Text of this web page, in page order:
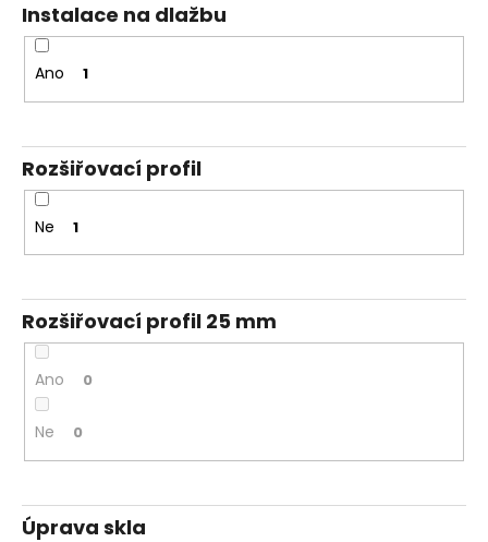
Instalace na dlažbu
Ano 1
Rozšiřovací profil
Ne 1
Rozšiřovací profil 25 mm
Ano 0
Ne 0
Úprava skla